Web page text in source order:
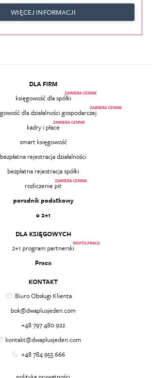
WIĘCEJ INFORMACJI
DLA FIRM
księgowość dla spółki
ZAWIERA CENNIK
dla działalności gospodarczej
ZAWIERA CENNIK
kadry i płace
ZAWIERA CENNIK
smart księgowość
bezpłatna rejestracja działalności
bezpłatna rejestracja spółki
rozliczenie pit
ZAWIERA CENNIK
poradnik podatkowy
o 2+1
DLA KSIĘGOWYCH
2+1 program partnerski
WSPÓŁPRACA
Praca
KONTAKT
Biuro Obsługi Klienta
bok@dwaplusjeden.com
+48 797 480 922
kontakt@dwaplusjeden.com
+48 784 955 666